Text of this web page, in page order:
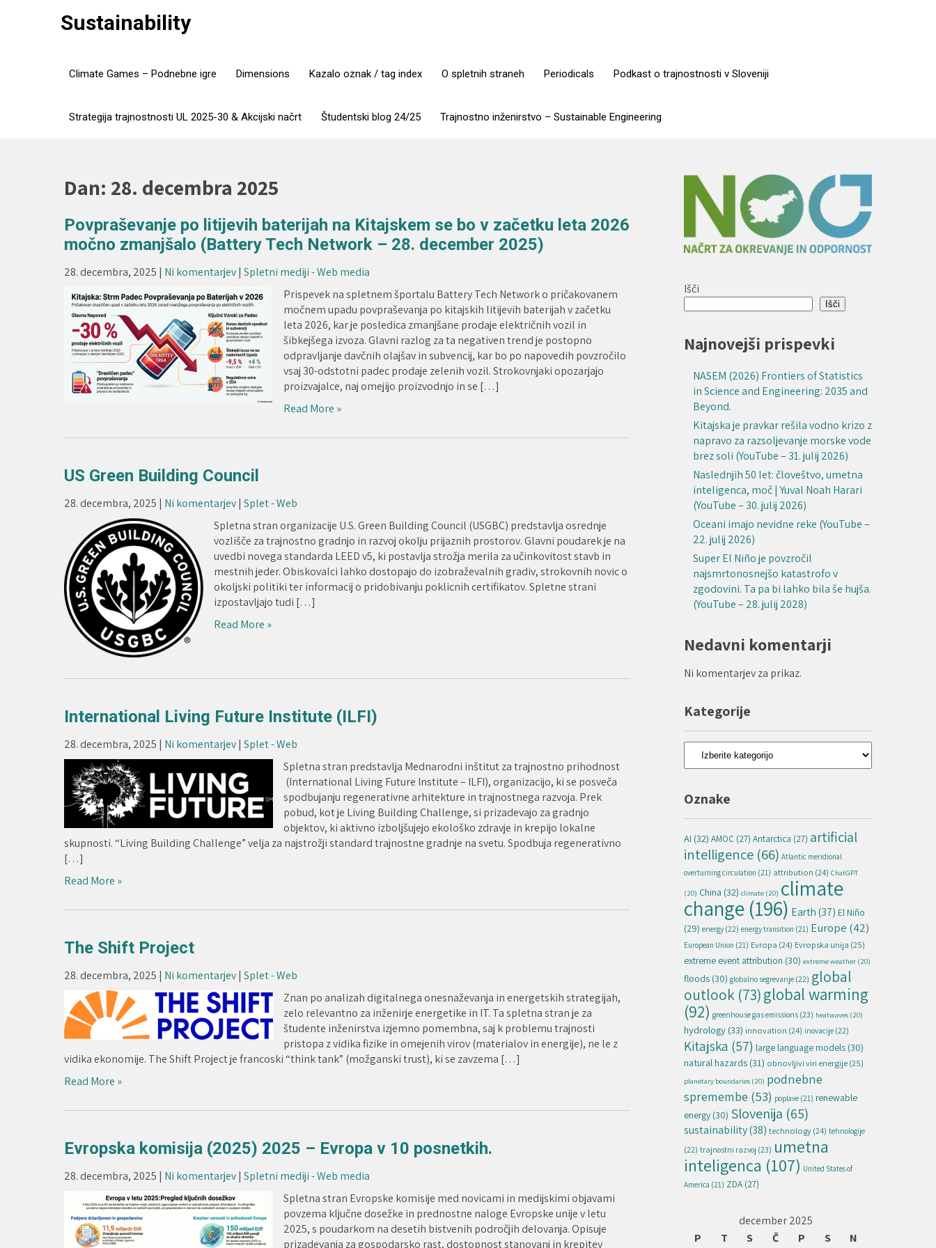
Sustainability
Climate Games – Podnebne igre Dimensions Kazalo oznak / tag index O spletnih straneh Periodicals Podkast o trajnostnosti v Sloveniji
Strategija trajnostnosti UL 2025-30 & Akcijski načrt Študentski blog 24/25 Trajnostno inženirstvo – Sustainable Engineering
Dan: 28. decembra 2025
Povpraševanje po litijevih baterijah na Kitajskem se bo v začetku leta 2026
močno zmanjšalo (Battery Tech Network – 28. december 2025)
28. decembra, 2025 | Ni komentarjev| Spletni mediji - Web media
Prispevek na spletnem športalu Battery Tech Network o pričakovanem
močnem upadu povpraševanja po kitajskih litijevih baterijah v začetku
leta 2026, kar je posledica zmanjšane prodaje električnih vozil in
šibkejšega izvoza. Glavni razlog za ta negativen trend je postopno
odpravljanje davčnih olajšav in subvencij, kar bo po napovedih povzročilo
vsaj 30-odstotni padec prodaje zelenih vozil. Strokovnjaki opozarjajo
proizvajalce, naj omejijo proizvodnjo in se […]
Read More »
US Green Building Council
28. decembra, 2025 | Ni komentarjev| Splet - Web
Spletna stran organizacije U.S. Green Building Council (USGBC) predstavlja osrednje
vozlišče za trajnostno gradnjo in razvoj okolju prijaznih prostorov. Glavni poudarek je na
uvedbi novega standarda LEED v5, ki postavlja strožja merila za učinkovitost stavb in
mestnih jeder. Obiskovalci lahko dostopajo do izobraževalnih gradiv, strokovnih novic o
okoljski politiki ter informacij o pridobivanju poklicnih certifikatov. Spletne strani
izpostavljajo tudi […]
Read More »
International Living Future Institute (ILFI)
28. decembra, 2025 | Ni komentarjev| Splet - Web
Spletna stran predstavlja Mednarodni inštitut za trajnostno prihodnost
(International Living Future Institute – ILFI), organizacijo, ki se posveča
spodbujanju regenerativne arhitekture in trajnostnega razvoja. Prek
pobud, kot je Living Building Challenge, si prizadevajo za gradnjo
objektov, ki aktivno izboljšujejo ekološko zdravje in krepijo lokalne
skupnosti. “Living Building Challenge” velja za najstrožji standard trajnostne gradnje na svetu. Spodbuja regenerativno
[…]
Read More »
The Shift Project
28. decembra, 2025 | Ni komentarjev| Splet - Web
Znan po analizah digitalnega onesnaževanja in energetskih strategijah,
zelo relevantno za inženirje energetike in IT. Ta spletna stran je za
študente inženirstva izjemno pomembna, saj k problemu trajnosti
pristopa z vidika fizike in omejenih virov (materialov in energije), ne le z
vidika ekonomije. The Shift Project je francoski “think tank” (možganski trust), ki se zavzema […]
Read More »
Evropska komisija (2025) 2025 – Evropa v 10 posnetkih.
28. decembra, 2025 | Ni komentarjev| Spletni mediji - Web media
Spletna stran Evropske komisije med novicami in medijskimi objavami
povzema ključne dosežke in prednostne naloge Evropske unije v letu
2025, s poudarkom na desetih bistvenih področjih delovanja. Opisuje
prizadevanja za gospodarsko rast, dostopnost stanovanj in krepitev
Išči
Išči
Najnovejši prispevki
NASEM (2026) Frontiers of Statistics
in Science and Engineering: 2035 and
Beyond.
Kitajska je pravkar rešila vodno krizo z
napravo za razsoljevanje morske vode
brez soli (YouTube – 31. julij 2026)
Naslednjih 50 let: človeštvo, umetna
inteligenca, moč | Yuval Noah Harari
(YouTube – 30. julij 2026)
Oceani imajo nevidne reke (YouTube –
22. julij 2026)
Super El Niño je povzročil
najsmrtonosnejšo katastrofo v
zgodovini. Ta pa bi lahko bila še hujša.
(YouTube – 28. julij 2028)
Nedavni komentarji
Ni komentarjev za prikaz.
Kategorije
Kategorije
Oznake
AI (32) AMOC (27) Antarctica (27) artificial
intelligence (66) Atlantic meridional
overturning circulation (21) attribution (24) ChatGPT
(20) China (32) climate (20) climate
change (196) Earth (37) El Niño
(29) energy (22) energy transition (21) Europe (42)
European Union (21) Evropa (24) Evropska unija (25)
extreme event attribution (30) extreme weather (20)
floods (30) globalno segrevanje (22) global
outlook (73)global warming
(92) greenhouse gas emissions (23) heatwaves (20)
hydrology(33) innovation (24) inovacije (22)
Kitajska (57) large language models (30)
natural hazards (31) obnovljivi viri energije(25)
planetary boundaries (20) podnebne
spremembe (53) poplave (21) renewable
energy (30) Slovenija (65)
sustainability(38) technology(24) tehnologije
(22) trajnostni razvoj (23) umetna
inteligenca (107) United States of
America (21) ZDA (27)
december 2025
P
T S Č P S N